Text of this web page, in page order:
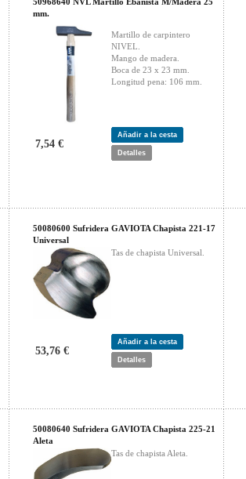
mm.
Martillo de carpintero
NIVEL.
Mango de madera.
Boca de 23 x 23 mm.
Longitud pena: 106 mm.
7,54 €
Añadir a la cesta
Detalles
50080600 Sufridera GAVIOTA Chapista 221-17
Universal
Tas de chapista Universal.
53,76 €
Añadir a la cesta
Detalles
50080640 Sufridera GAVIOTA Chapista 225-21
Aleta
Tas de chapista Aleta.